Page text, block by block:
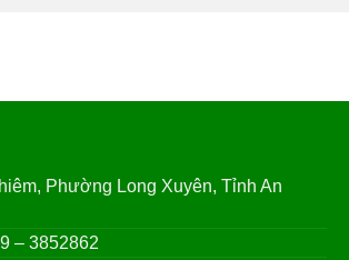
Phường Long Xuyên, Tỉnh An
– 3852862